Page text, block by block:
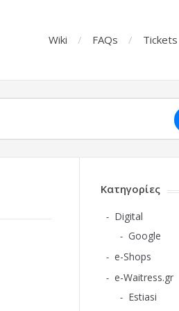
Wiki FAQs Tickets
Κατηγορίες
Digital
Google
e-Shops
e-Waitress.gr
Estiasi